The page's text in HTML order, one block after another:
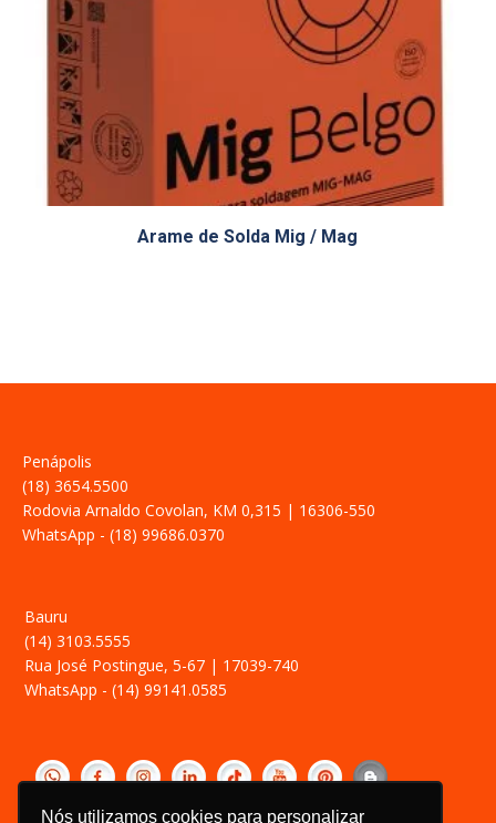
Nós utilizamos cookies para personalizar
Arame de Solda Mig / Mag
Penápolis
(18) 3654.5500
Rodovia Arnaldo Covolan, KM 0,315 | 16306-550
WhatsApp - (18) 99686.0370
Bauru
(14) 3103.5555
Rua José Postingue, 5-67 | 17039-740
WhatsApp - (14) 99141.0585
Política de Privacidade